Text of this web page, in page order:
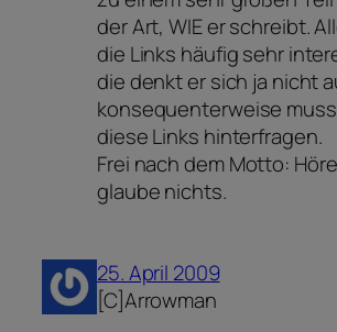
der Art, WIE er schreibt.
die Links häufig sehr
die denkt er sich ja nicht
konsequenterweise
diese Links hinterfragen.
Frei nach dem Motto:
glaube nichts.
25. April 2009
[C]Arrowman